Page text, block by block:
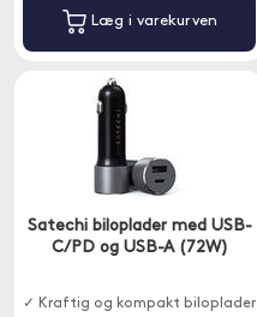
Læg i varekurven
Satechi biloplader med USB-
C/PD og USB-A (72W)
✓ Kraftig og kompakt biloplader